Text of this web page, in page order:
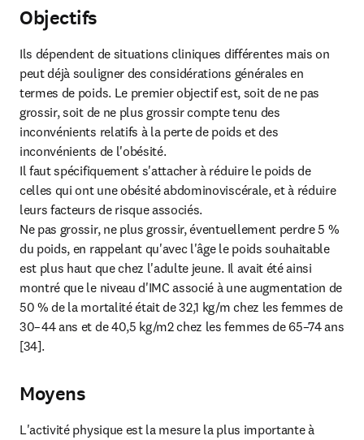
Objectifs
Ils dépendent de situations cliniques différentes mais on
peut déjà souligner des considérations générales en
termes de poids. Le premier objectif est, soit de ne pas
grossir, soit de ne plus grossir compte tenu des
inconvénients relatifs à la perte de poids et des
inconvénients de l'obésité.
Il faut spécifiquement s'attacher à réduire le poids de
celles qui ont une obésité abdominoviscérale, et à réduire
leurs facteurs de risque associés.
Ne pas grossir, ne plus grossir, éventuellement perdre 5 %
du poids, en rappelant qu'avec l'âge le poids souhaitable
est plus haut que chez l'adulte jeune. Il avait été ainsi
montré que le niveau d'IMC associé à une augmentation de
50 % de la mortalité était de 32,1 kg/m chez les femmes de
30–44 ans et de 40,5 kg/m2 chez les femmes de 65–74 ans
[34].
Moyens
L'activité physique est la mesure la plus importante à